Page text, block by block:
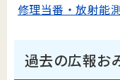
修理当番・放射能
過去の広報お